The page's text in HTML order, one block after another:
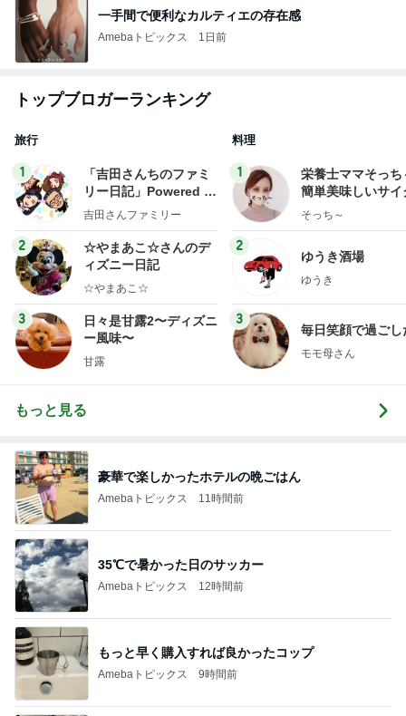
一手間で便利なカルティエの存在感
Amebaトピックス 1日前
トップブロガーランキング
旅行
1
「吉田さんちのファミ
リー日記」Powered b
y Ameba 吉田さんファ
ログ
吉田さんファミリー
2
☆やまあこ☆さんのデ
ィズニー日記
☆やまあこ☆
3
日々是甘露2〜ディズニ
ー風味〜
甘露
料理
1
栄養士ママそっち
簡単美味しいサイ
献立
そっち～
2
ゆうき酒場
ゆうき
3
毎日笑顔で過ごし
モモ母さん
もっと見る
豪華で楽しかったホテルの晩ごはん
Amebaトピックス 11時間前
35℃で暑かった日のサッカー
Amebaトピックス 12時間前
もっと早く購入すれば良かったコップ
Amebaトピックス 9時間前